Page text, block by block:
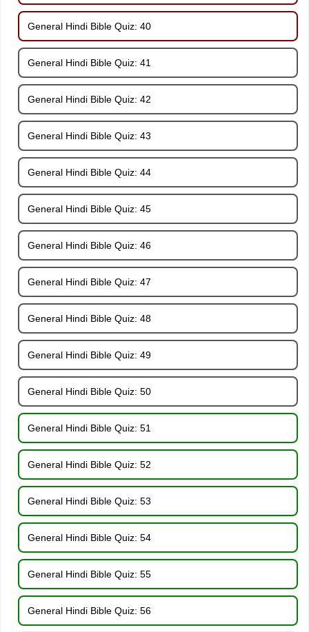
General Hindi Bible Quiz: 40
General Hindi Bible Quiz: 41
General Hindi Bible Quiz: 42
General Hindi Bible Quiz: 43
General Hindi Bible Quiz: 44
General Hindi Bible Quiz: 45
General Hindi Bible Quiz: 46
General Hindi Bible Quiz: 47
General Hindi Bible Quiz: 48
General Hindi Bible Quiz: 49
General Hindi Bible Quiz: 50
General Hindi Bible Quiz: 51
General Hindi Bible Quiz: 52
General Hindi Bible Quiz: 53
General Hindi Bible Quiz: 54
General Hindi Bible Quiz: 55
General Hindi Bible Quiz: 56